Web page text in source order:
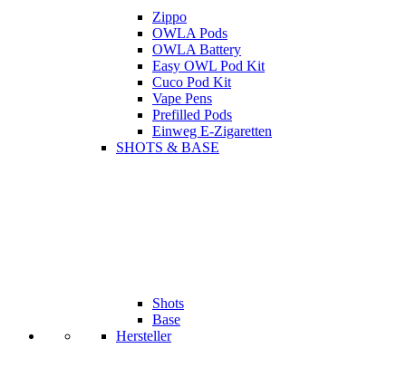
Zippo
OWLA Pods
OWLA Battery
Easy OWL Pod Kit
Cuco Pod Kit
Vape Pens
Prefilled Pods
Einweg E-Zigaretten
SHOTS & BASE
Shots
Base
Hersteller